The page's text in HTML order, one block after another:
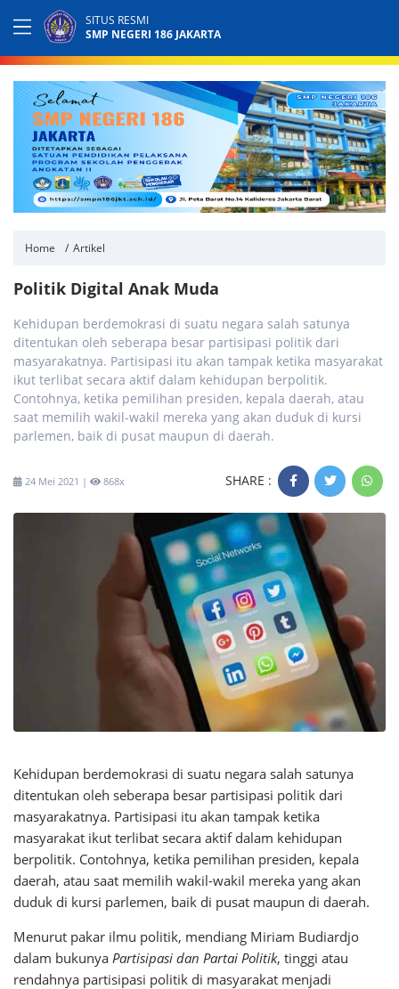
SITUS RESMI
SMP NEGERI 186 JAKARTA
Home Artikel
Politik Digital Anak Muda
Kehidupan berdemokrasi di suatu negara salah satunya
ditentukan oleh seberapa besar partisipasi politik dari
masyarakatnya. Partisipasi itu akan tampak ketika masyarakat
ikut terlibat secara aktif dalam kehidupan berpolitik.
Contohnya, ketika pemilihan presiden, kepala daerah, atau
saat memilih wakil-wakil mereka yang akan duduk di kursi
parlemen, baik di pusat maupun di daerah.
24 Mei 2021 | 868x SHARE :
Kehidupan berdemokrasi di suatu negara salah satunya
ditentukan oleh seberapa besar partisipasi politik dari
masyarakatnya. Partisipasi itu akan tampak ketika
masyarakat ikut terlibat secara aktif dalam kehidupan
berpolitik. Contohnya, ketika pemilihan presiden, kepala
daerah, atau saat memilih wakil-wakil mereka yang akan
duduk di kursi parlemen, baik di pusat maupun di daerah.
Menurut pakar ilmu politik, mendiang Miriam Budiardjo
dalam bukunya Partisipasi dan Partai Politik, tinggi atau
rendahnya partisipasi politik di masyarakat menjadi